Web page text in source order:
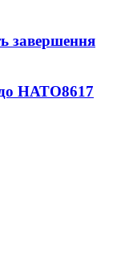
завершення
до НАТО8617